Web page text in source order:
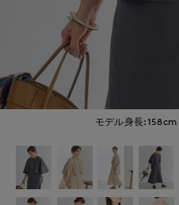
モデル身長:158cm